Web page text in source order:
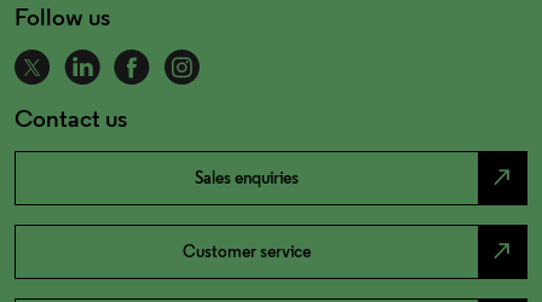
Follow us
Contact us
Sales enquiries north_east
Customer service north_east